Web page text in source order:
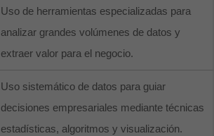
Uso de herramientas especializadas para
analizar grandes volúmenes de datos y
extraer valor para el negocio.
Uso sistemático de datos para guiar
decisiones empresariales mediante técnicas
estadísticas, algoritmos y visualización.